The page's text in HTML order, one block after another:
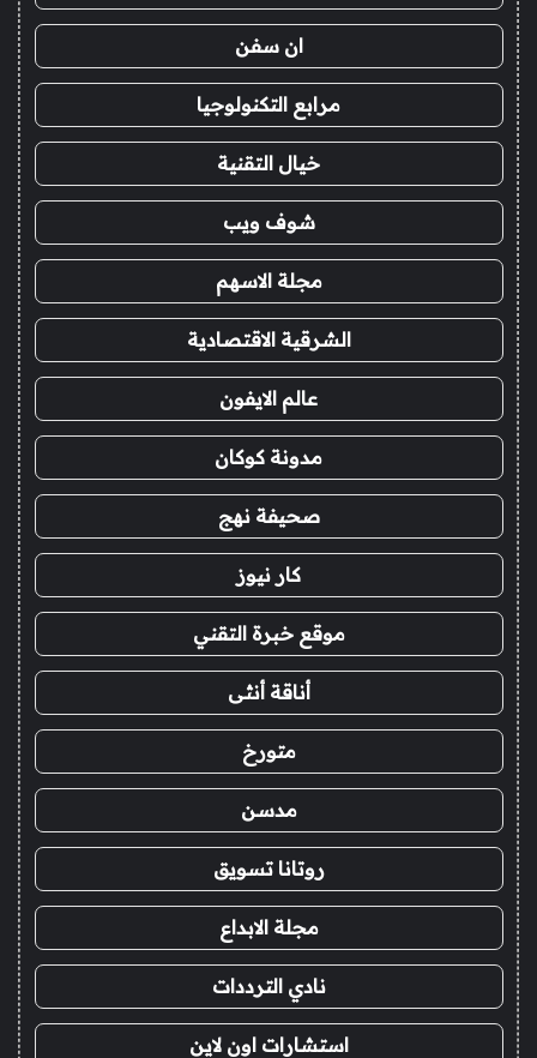
ان سفن
مرابع التكنولوجيا
خيال التقنية
شوف ويب
مجلة الاسهم
الشرقية الاقتصادية
عالم الايفون
مدونة كوكان
صحيفة نهج
كار نيوز
موقع خبرة التقني
أناقة أنثى
متورخ
مدسن
روتانا تسويق
مجلة الابداع
نادي الترددات
استشارات اون لاين